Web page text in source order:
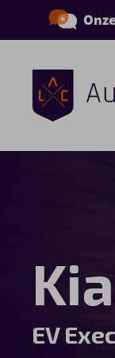
EV
Private lease
Shortlease